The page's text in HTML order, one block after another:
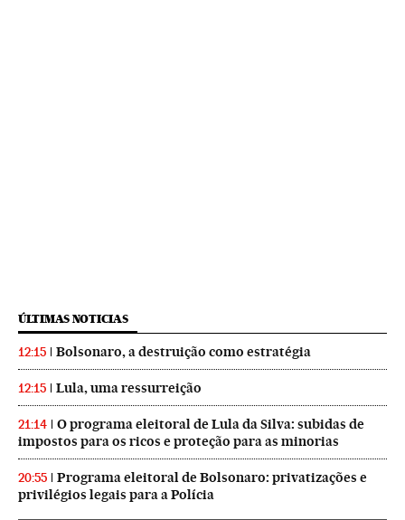
ÚLTIMAS NOTICIAS
12:15 Bolsonaro, a destruição como estratégia
12:15 Lula, uma ressurreição
21:14
O programa eleitoral de Lula da Silva: subidas de
impostos para os ricos e proteção para as minorias
20:55
Programa eleitoral de Bolsonaro: privatizações e
privilégios legais para a Polícia